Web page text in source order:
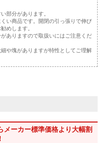
部分があります。
い商品です。開閉の引っ張りで伸び
めします。
ありますので取扱いにはご注意くだ
や塊がありますが特性としてご理解
メーカー標準価格より大幅割